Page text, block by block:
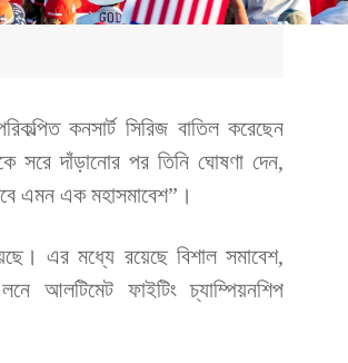
কনসার্ট সিরিজ বাতিল করেছেন
সরে দাঁড়ানোর পর তিনি ঘোষণা দেন,
এমন এক মহাসমাবেশ”।
এর মধ্যে রয়েছে বিশাল সমাবেশ,
আলটিমেট ফাইটিং চ্যাম্পিয়নশিপ